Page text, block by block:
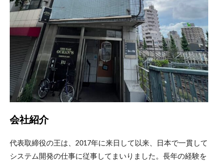
会社紹介
代表取締役の王は、2017年に来日して以来、日本で一貫して
システム開発の仕事に従事してまいりました。長年の経験を